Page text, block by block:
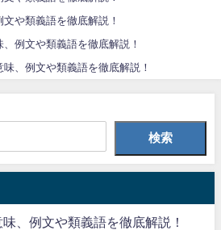
文や類義語を徹底解説！
、例文や類義語を徹底解説！
味、例文や類義語を徹底解説！
検索
、例文や類義語を徹底解説！